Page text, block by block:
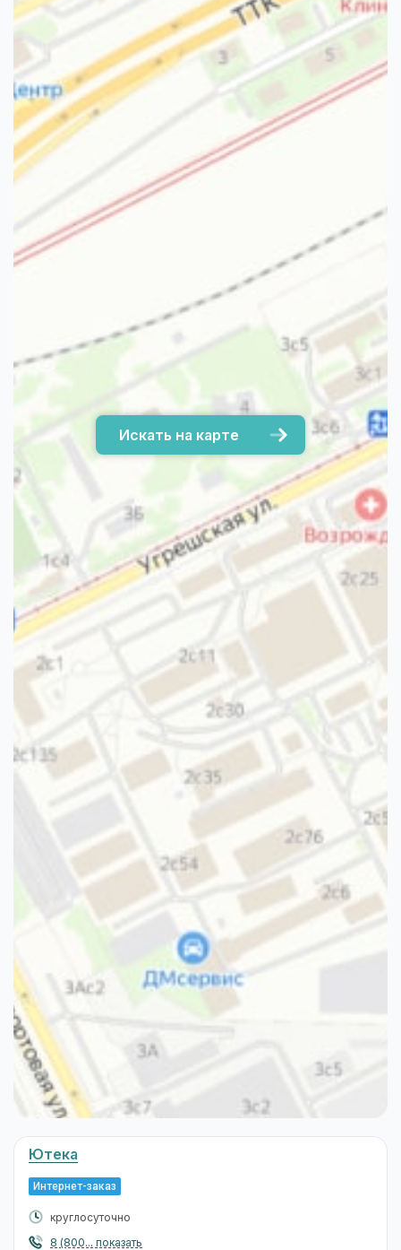
Искать на карте
Ютека
Интернет-заказ
круглосуточно
8 (800... показать